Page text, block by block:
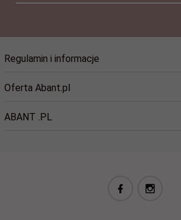
Regulamin i informacje
Oferta Abant.pl
ABANT .PL